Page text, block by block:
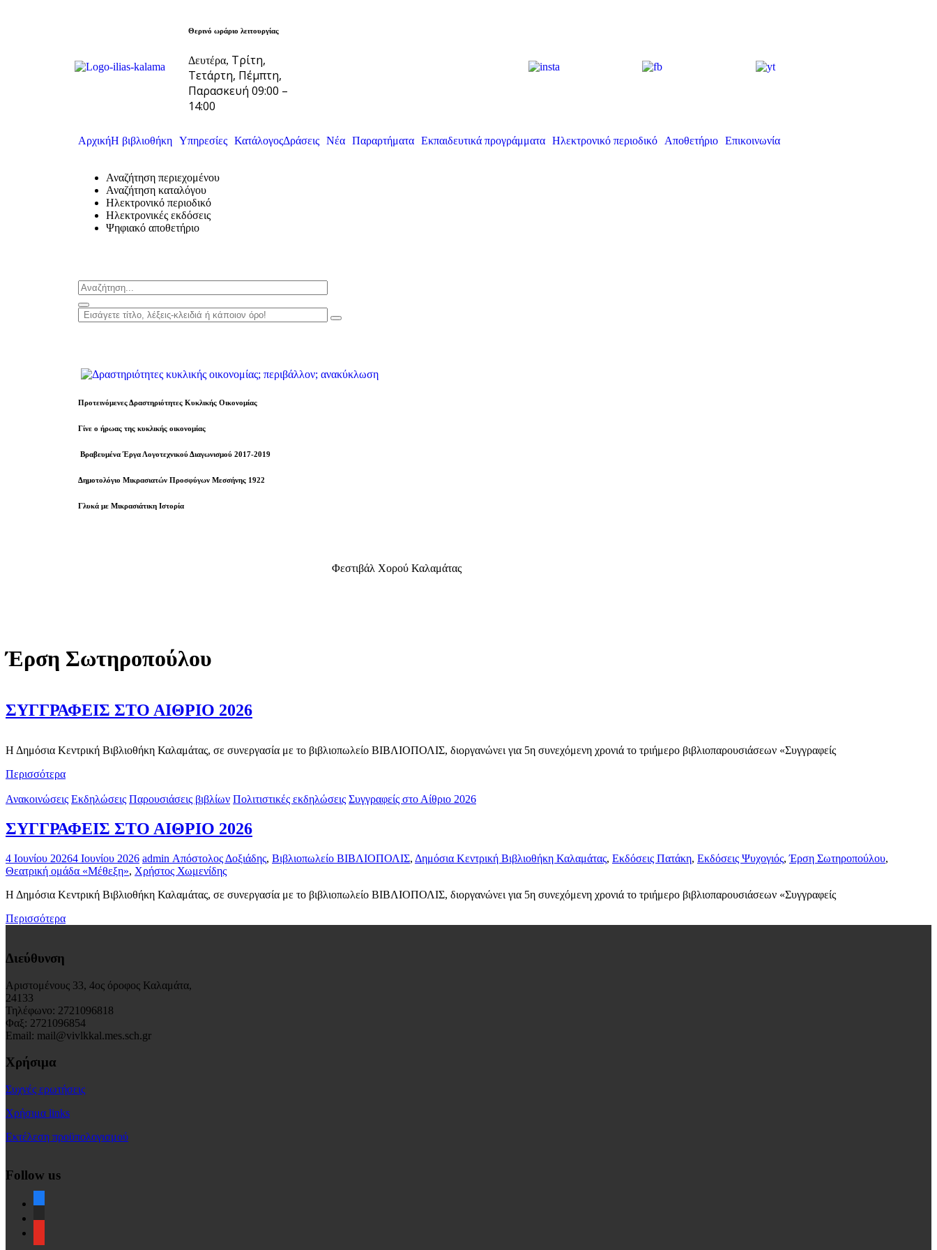
Θερινό ωράριο λειτουργίας
Δευτέρα, Τρίτη,
Τετάρτη, Πέμπτη,
Παρασκευή 09:00 –
14:00
ΑρχικήΗ βιβλιοθήκη Υπηρεσίες ΚατάλογοςΔράσεις Νέα Παραρτήματα Εκπαιδευτικά προγράμματα Ηλεκτρονικό περιοδικό Αποθετήριο Επικοινωνία
Αναζήτηση περιεχομένου
Αναζήτηση καταλόγου
Ηλεκτρονικό περιοδικό
Ηλεκτρονικές εκδόσεις
Ψηφιακό αποθετήριο
Προτεινόμενες Δραστηριότητες Κυκλικής Οικονομίας
Γίνε ο ήρωας της κυκλικής οικονομίας
Βραβευµένα Έργα Λογοτεχνικού Διαγωνισμού 2017-2019
Δημοτολόγιο Μικρασιατών Προσφύγων Μεσσήνης 1922
Γλυκά με Μικρασιάτικη Ιστορία
Φεστιβάλ Χορού Καλαμάτας
Έρση Σωτηροπούλου
ΣΥΓΓΡΑΦΕΙΣ ΣΤΟ ΑΙΘΡΙΟ 2026
Η Δημόσια Κεντρική Βιβλιοθήκη Καλαμάτας, σε συνεργασία με το βιβλιοπωλείο ΒΙΒΛΙΟΠΟΛΙΣ, διοργανώνει για 5η συνεχόμενη χρονιά το τριήμερο βιβλιοπαρουσιάσεων «Συγγραφείς
Περισσότερα
Ανακοινώσεις Εκδηλώσεις Παρουσιάσεις βιβλίων Πολιτιστικές εκδηλώσεις Συγγραφείς στο Αίθριο 2026
ΣΥΓΓΡΑΦΕΙΣ ΣΤΟ ΑΙΘΡΙΟ 2026
4 Ιουνίου 20264 Ιουνίου 2026 admin Απόστολος Δοξιάδης, Βιβλιοπωλείο ΒΙΒΛΙΟΠΟΛΙΣ, Δημόσια Κεντρική Βιβλιοθήκη Καλαμάτας, Εκδόσεις Πατάκη, Εκδόσεις Ψυχογιός,Έρση Σωτηροπούλου,
Θεατρική ομάδα «Μέθεξη», Χρήστος Χωμενίδης
Η Δημόσια Κεντρική Βιβλιοθήκη Καλαμάτας, σε συνεργασία με το βιβλιοπωλείο ΒΙΒΛΙΟΠΟΛΙΣ, διοργανώνει για 5η συνεχόμενη χρονιά το τριήμερο βιβλιοπαρουσιάσεων «Συγγραφείς
Περισσότερα
Διεύθυνση
Αριστομένους 33, 4ος όροφος Καλαμάτα,
24133
Τηλέφωνο: 2721096818
Φαξ: 2721096854
Email: mail@vivlkkal.mes.sch.gr
Χρήσιμα
Συχνές ερωτήσεις
Χρήσιμα links
Εκτέλεση προϋπολογισμού
Follow us